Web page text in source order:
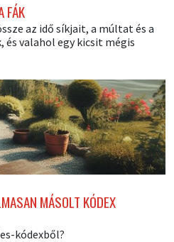
FÁK
az idő síkjait, a múltat és a
valahol egy kicsit mégis
MÁSOLT KÓDEX
kódexből?